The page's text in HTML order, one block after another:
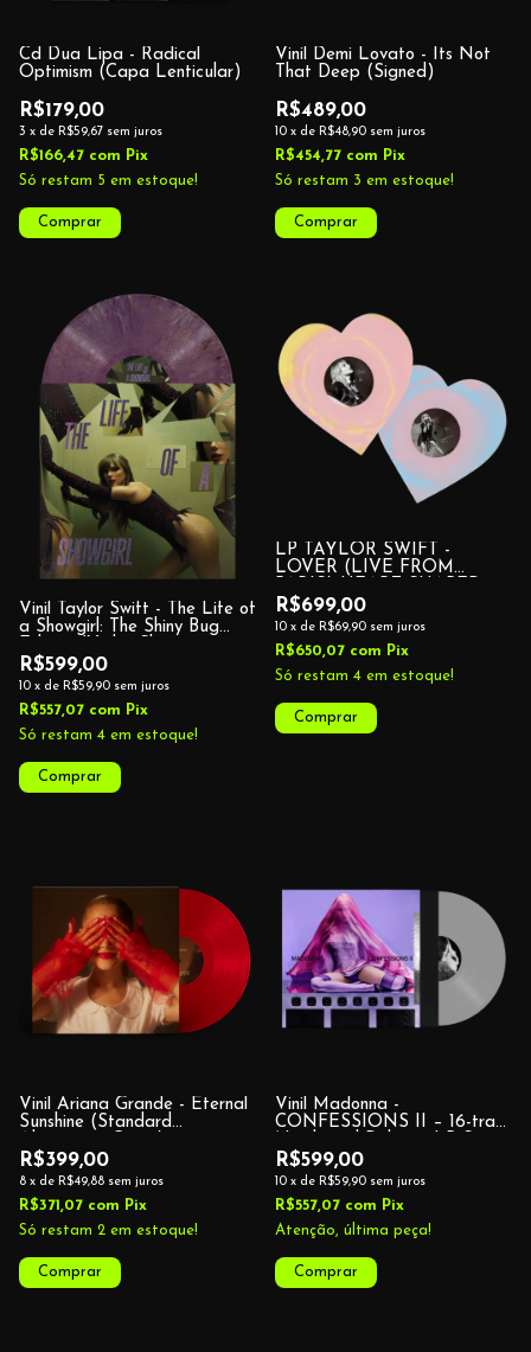
Cd Dua Lipa - Radical
Optimism (Capa Lenticular)
R$179,00
3 x de R$59,67 sem juros
R$166,47 com Pix
Só restam 5 em estoque!
Vinil Demi Lovato - Its Not
That Deep (Signed)
R$489,00
10 x de R$48,90 sem juros
R$454,77 com Pix
Só restam 3 em estoque!
Vinil Taylor Swift - The Life of
a Showgirl: The Shiny Bug
Marbled Vinyl)
R$599,00
10 x de R$59,90 sem juros
R$557,07 com Pix
Só restam 4 em estoque!
LP TAYLOR SWIFT -
LOVER (LIVE FROM
VINYL
R$699,00
10 x de R$69,90 sem juros
R$650,07 com Pix
Só restam 4 em estoque!
Vinil Ariana Grande - Eternal
Sunshine (Standard
R$399,00
8 x de R$49,88 sem juros
R$371,07 com Pix
Só restam 2 em estoque!
Vinil Madonna -
CONFESSIONS II – 16-track
D2C Exclusive
R$599,00
10 x de R$59,90 sem juros
R$557,07 com Pix
Atenção, última peça!